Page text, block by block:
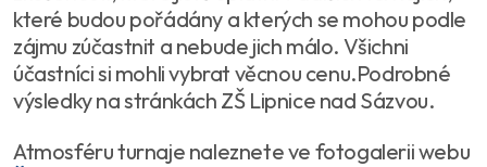
které budou pořádány a kterých se mohou podle
zájmu zúčastnit a nebude jich málo. Všichni
účastníci si mohli vybrat věcnou cenu.Podrobné
výsledky na stránkách ZŠ Lipnice nad Sázvou.
Atmosféru turnaje naleznete ve fotogalerii webu